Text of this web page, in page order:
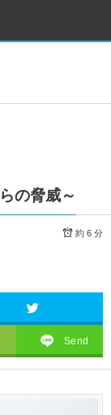
の脅威～
約 6 分
Send